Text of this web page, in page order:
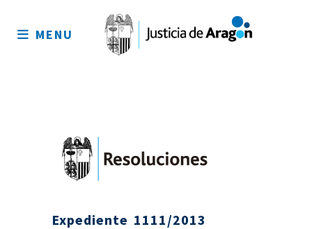
sitio
MENU
Expediente 1111/2013